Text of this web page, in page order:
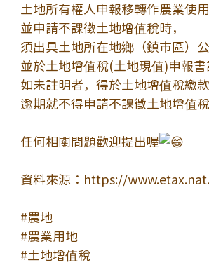
土地所有權人申報移轉作農業使
並申請不課徵土地增值稅時，
須出具土地所在地鄉（鎮市區）
並於土地增值稅(土地現值)申報
如未註明者，得於土地增值稅繳
逾期就不得申請不課徵土地增值稅
任何相關問題歡迎提出喔
資料來源： https://
#農地
#農業用地
#土地增值稅